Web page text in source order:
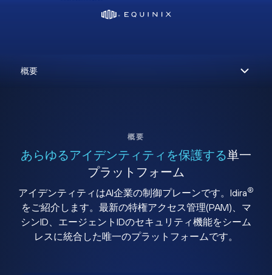
概要
あらゆるアイデンティティを保護する単一
プラットフォーム
アイデンティティはAI企業の制御プレーンです。Idira®
をご紹介します。最新の特権アクセス管理(PAM)、マ
シンID、エージェントIDのセキュリティ機能をシーム
レスに統合した唯一のプラットフォームです。